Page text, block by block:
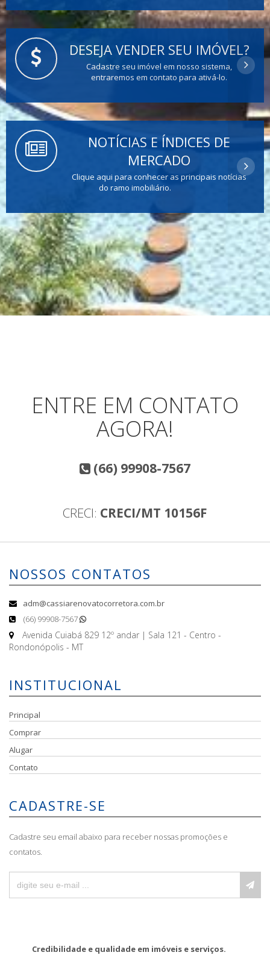
DESEJA VENDER SEU IMÓVEL?
Cadastre seu imóvel em nosso sistema,
entraremos em contato para ativá-lo.
NOTÍCIAS E ÍNDICES DE
MERCADO
Clique aqui para conhecer as principais notícias
do ramo imobiliário.
ENTRE EM CONTATO
AGORA!
(66) 99908-7567
CRECI: CRECI/MT 10156F
NOSSOS CONTATOS
adm@cassiarenovatocorretora.com.br
(66) 99908-7567
Avenida Cuiabá 829 12º andar | Sala 121 - Centro -
Rondonópolis - MT
INSTITUCIONAL
Principal
Comprar
Alugar
Contato
CADASTRE-SE
Cadastre seu email abaixo para receber nossas promoções e
contatos.
Credibilidade e qualidade em imóveis e serviços.